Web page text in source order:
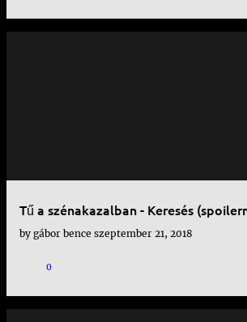
Tű a szénakazalban - Keresés
by gábor bence szeptember 21, 2018
0